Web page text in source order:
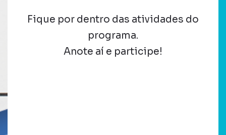
Fique por dentro das atividades do
programa.
Anote aí e participe!